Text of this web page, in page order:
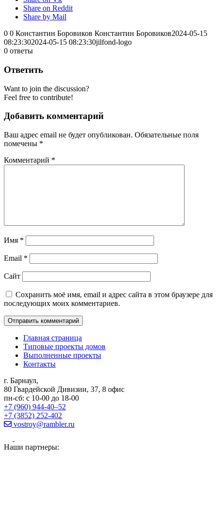
Share on Reddit
Share by Mail
0 0 Константин Боровиков Константин Боровиков2024-05-15
08:23:302024-05-15 08:23:30jilfond-logo
0 ответы
Ответить
Want to join the discussion?
Feel free to contribute!
Добавить комментарий
Ваш адрес email не будет опубликован. Обязательные поля
помечены *
Комментарий *
Имя *
Email *
Сайт
Сохранить моё имя, email и адрес сайта в этом браузере для
последующих моих комментариев.
Главная страница
Типовые проекты домов
Выполненные проекты
Контакты
г. Барнаул,
80 Гвардейской Дивизии, 37, 8 офис
пн-сб: с 10-00 до 18-00
+7 (960) 944-40‒52
+7 (3852) 252-402
vostroy@rambler.ru
Наши партнеры: